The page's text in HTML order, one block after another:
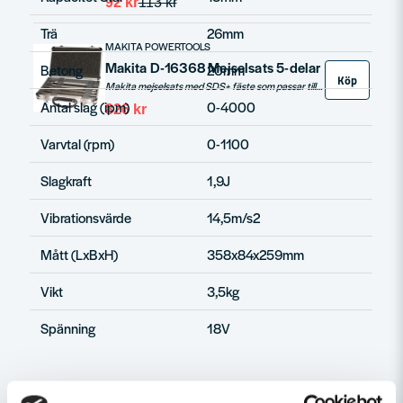
MAKITA POWERTOOLS
Makita D-16368 Mejselsats 5-delar
Makita mejselsats med SDS+ fäste som passar till mejselmaskiner och kombimaskiner med sds+ fäste.
826 kr
Köp
Trä
26mm
Betong
20mm
Antal slag (ipm)
0-4000
Varvtal (rpm)
0-1100
Slagkraft
1,9J
Vibrationsvärde
14,5m/s2
Mått (LxBxH)
358x84x259mm
Vikt
3,5kg
Spänning
18V